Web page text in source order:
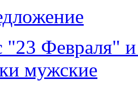
"23 Февраля"
мужские